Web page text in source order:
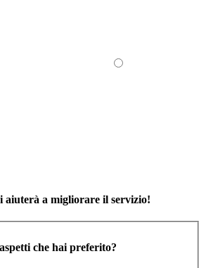
aiuterà a migliorare il servizio!
che hai preferito?